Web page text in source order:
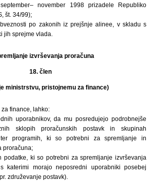
november 1998 prizadele Republiko
št. 34/99);
po zakonih iz prejšnje alinee, v skladu s
jih sprejme vlada.
izvrševanja proračuna
18. člen
ministrstvu, pristojnemu za finance)
finance, lahko:
uporabnikov, da mu posredujejo podrobnejše
sklopih proračunskih postavk in skupinah
ter programih, ki so potrebni za spremljanje in
proračuna;
podatke, ki so potrebni za spremljanje izvrševanja
katerimi morajo neposredni uporabniki posebej
združevanje postavk).